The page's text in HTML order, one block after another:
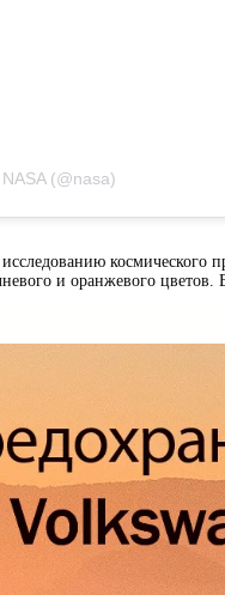
(@nasa)
и оранжевого